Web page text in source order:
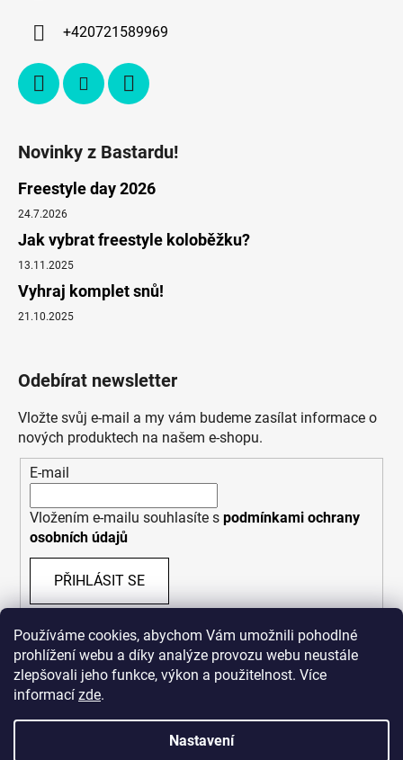
Používáme cookies, abychom Vám umožnili pohodlné
prohlížení webu a díky analýze provozu webu neustále
zlepšovali jeho funkce, výkon a použitelnost. Více
informací zde.
Nastavení
+420721589969
Novinky z Bastardu!
Freestyle day 2026
24.7.2026
Jak vybrat freestyle koloběžku?
13.11.2025
Vyhraj komplet snů!
21.10.2025
Odebírat newsletter
Vložte svůj e-mail a my vám budeme zasílat informace o
nových produktech na našem e-shopu.
E-mail
Vložením e-mailu souhlasíte s podmínkami ochrany
osobních údajů
PŘIHLÁSIT SE